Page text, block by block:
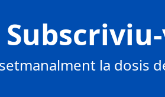
la dosis